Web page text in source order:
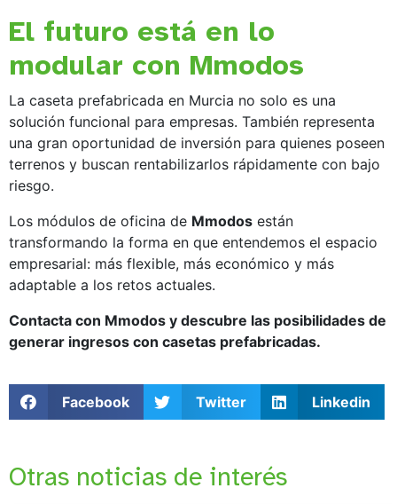
El futuro está en lo
modular con Mmodos
La caseta prefabricada en Murcia no solo es una
solución funcional para empresas. También representa
una gran oportunidad de inversión para quienes poseen
terrenos y buscan rentabilizarlos rápidamente con bajo
riesgo.
Los módulos de oficina de Mmodos están
transformando la forma en que entendemos el espacio
empresarial: más flexible, más económico y más
adaptable a los retos actuales.
Contacta con Mmodos y descubre las posibilidades de
generar ingresos con casetas prefabricadas.
Facebook Twitter Linkedin
Otras noticias de interés